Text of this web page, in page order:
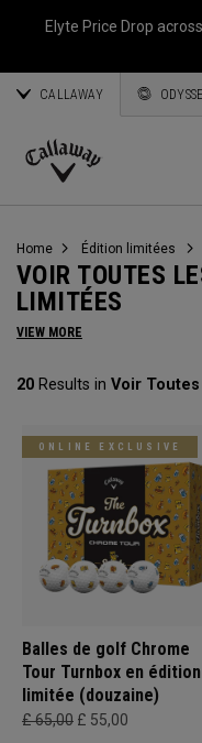
Elyte Price Drop across
CALLAWAY
Callaway
Home Édition limitées
VOIR TOUTES
LIMITÉES
VIEW MORE
20 Results in Voir
ONLINE EXCLUSIVE
Balles de golf Chrome
Tour Turnbox en édition
limitée (douzaine)
£ 65,00 £ 55,00